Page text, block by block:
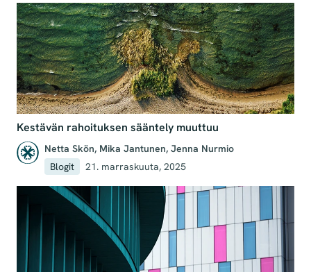
Kestävän rahoituksen sääntely muuttuu
Netta Skön, Mika Jantunen, Jenna Nurmio
Blogit
21. marraskuuta, 2025